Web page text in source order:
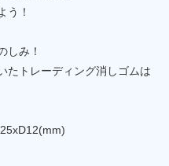
う！
しみ！
たトレーディング消しゴムは